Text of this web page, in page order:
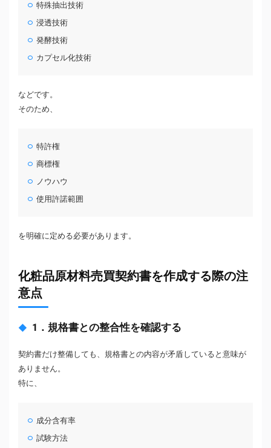
特殊抽出技術
浸透技術
発酵技術
カプセル化技術
などです。
そのため、
特許権
商標権
ノウハウ
使用許諾範囲
を明確に定める必要があります。
化粧品原材料売買契約書を作成する際の注
意点
1．規格書との整合性を確認する
契約書だけ整備しても、規格書との内容が矛盾していると意味が
ありません。
特に、
成分含有率
試験方法